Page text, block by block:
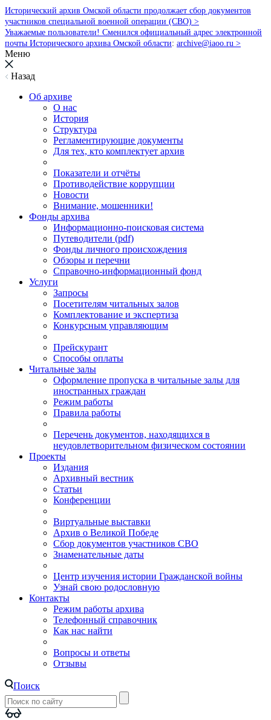
Исторический архив Омской области продолжает сбор документов
участников специальной военной операции (СВО) >
Уважаемые пользователи! Сменился официальный адрес электронной
почты Исторического архива Омской области: archive@iaoo.ru >
Меню
Назад
Об архиве
О нас
История
Структура
Регламентирующие документы
Для тех, кто комплектует архив
Показатели и отчёты
Противодействие коррупции
Новости
Внимание, мошенники!
Фонды архива
Информационно-поисковая система
Путеводители (pdf)
Фонды личного происхождения
Обзоры и перечни
Справочно-информационный фонд
Услуги
Запросы
Посетителям читальных залов
Комплектование и экспертиза
Конкурсным управляющим
Прейскурант
Способы оплаты
Читальные залы
Оформление пропуска в читальные залы для
иностранных граждан
Режим работы
Правила работы
Перечень документов, находящихся в
неудовлетворительном физическом состоянии
Проекты
Издания
Архивный вестник
Статьи
Конференции
Виртуальные выставки
Архив о Великой Победе
Сбор документов участников СВО
Знаменательные даты
Центр изучения истории Гражданской войны
Узнай свою родословную
Контакты
Режим работы архива
Телефонный справочник
Как нас найти
Вопросы и ответы
Отзывы
Поиск